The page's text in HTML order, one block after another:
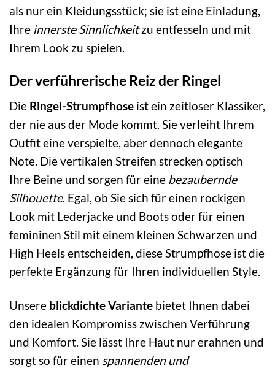
als nur ein Kleidungsstück; sie ist eine Einladung,
Ihre innerste Sinnlichkeitzu entfesseln und mit
Ihrem Look zu spielen.
Der verführerische Reiz der Ringel
Die Ringel-Strumpfhose ist ein zeitloser Klassiker,
der nie aus der Mode kommt. Sie verleiht Ihrem
Outfit eine verspielte, aber dennoch elegante
Note. Die vertikalen Streifen strecken optisch
Ihre Beine und sorgen für eine bezaubernde
Silhouette. Egal, ob Sie sich für einen rockigen
Look mit Lederjacke und Boots oder für einen
femininen Stil mit einem kleinen Schwarzen und
High Heels entscheiden, diese Strumpfhose ist die
perfekte Ergänzung für Ihren individuellen Style.
Unsere blickdichte Variante bietet Ihnen dabei
den idealen Kompromiss zwischen Verführung
und Komfort. Sie lässt Ihre Haut nur erahnen und
sorgt so für einen spannenden und